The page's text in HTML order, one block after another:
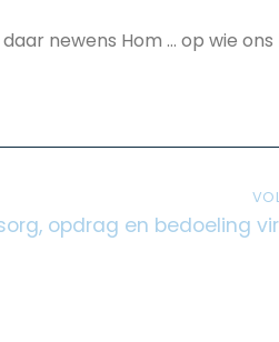
newens Hom … op wie ons
opdrag en bedoeling